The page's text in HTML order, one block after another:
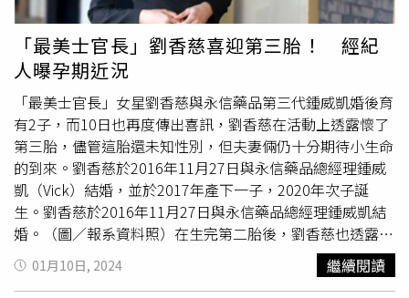
是看八點檔，才讓兩人稍微釋懷。
「最美士官長」劉香慈喜迎第三胎！ 經紀
人曝孕期近況
「最美士官長」女星劉香慈與永信藥品第三代鍾威凱婚後育
有2子，而10日也再度傳出喜訊，劉香慈在活動上透露懷了
第三胎，儘管這胎還未知性別，但夫妻倆仍十分期待小生命
的到來。劉香慈於2016年11月27日與永信藥品總經理鍾威
凱（Vick）結婚，並於2017年產下一子，2020年次子誕
生。劉香慈於2016年11月27日與永信藥品總經理鍾威凱結
婚。（圖／報系資料照）在生完第二胎後，劉香慈也透露，
自己有上2年的表演課，希望自己能接受更多元的角色。而
劉香慈前陣子也參演了舞台劇《完美咪咪》，近期也在民視
01月10日, 2024 繼續閱讀